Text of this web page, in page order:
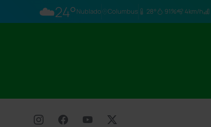
☁️24°Nublado Columbus 28° 91% 4km/h